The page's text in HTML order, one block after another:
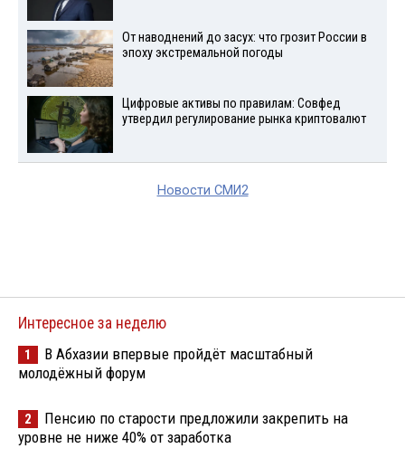
От наводнений до засух: что грозит России в
эпоху экстремальной погоды
Цифровые активы по правилам: Совфед
утвердил регулирование рынка криптовалют
Новости СМИ2
Интересное за неделю
1
В Абхазии впервые пройдёт масштабный
молодёжный форум
2
Пенсию по старости предложили закрепить на
уровне не ниже 40% от заработка